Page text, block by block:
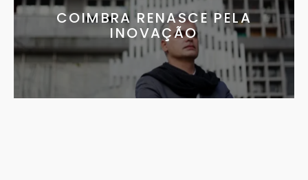
COIMBRA RENASCE PELA
INOVAÇÃO